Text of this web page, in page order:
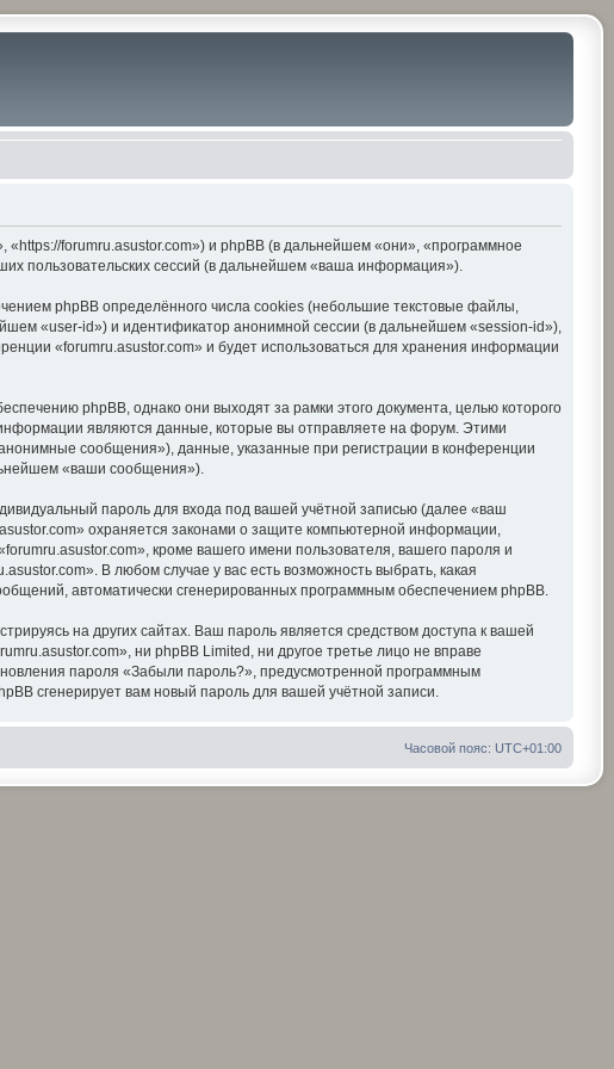
forumru.asustor.com») и phpBB (в дальнейшем «они», «программное
пользовательских сессий (в дальнейшем «ваша информация»).
phpBB определённого числа cookies (небольшие текстовые файлы,
«user-id») и идентификатор анонимной сессии (в дальнейшем «session-id»),
«forumru.asustor.com» и будет использоваться для хранения информации
phpBB, однако они выходят за рамки этого документа, целью которого
являются данные, которые вы отправляете на форум. Этими
сообщения»), данные, указанные при регистрации в конференции
«ваши сообщения»).
пароль для входа под вашей учётной записью (далее «ваш
охраняется законами о защите компьютерной информации,
кроме вашего имени пользователя, вашего пароля и
В любом случае у вас есть возможность выбрать, какая
автоматически сгенерированных программным обеспечением phpBB.
на других сайтах. Ваш пароль является средством доступа к вашей
ни phpBB Limited, ни другое третье лицо не вправе
пароля «Забыли пароль?», предусмотренной программным
сгенерирует вам новый пароль для вашей учётной записи.
Часовой пояс: UTC+01:00